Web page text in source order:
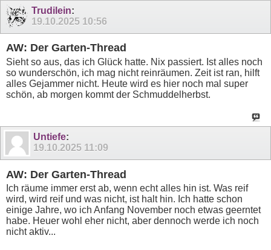
Trudilein:
19.10.2025 10:56
AW: Der Garten-Thread
Sieht so aus, das ich Glück hatte. Nix passiert. Ist alles noch
so wunderschön, ich mag nicht reinräumen. Zeit ist ran, hilft
alles Gejammer nicht. Heute wird es hier noch mal super
schön, ab morgen kommt der Schmuddelherbst.
Untiefe:
19.10.2025 11:09
AW: Der Garten-Thread
Ich räume immer erst ab, wenn echt alles hin ist. Was reif
wird, wird reif und was nicht, ist halt hin. Ich hatte schon
einige Jahre, wo ich Anfang November noch etwas geerntet
habe. Heuer wohl eher nicht, aber dennoch werde ich noch
nicht aktiv...